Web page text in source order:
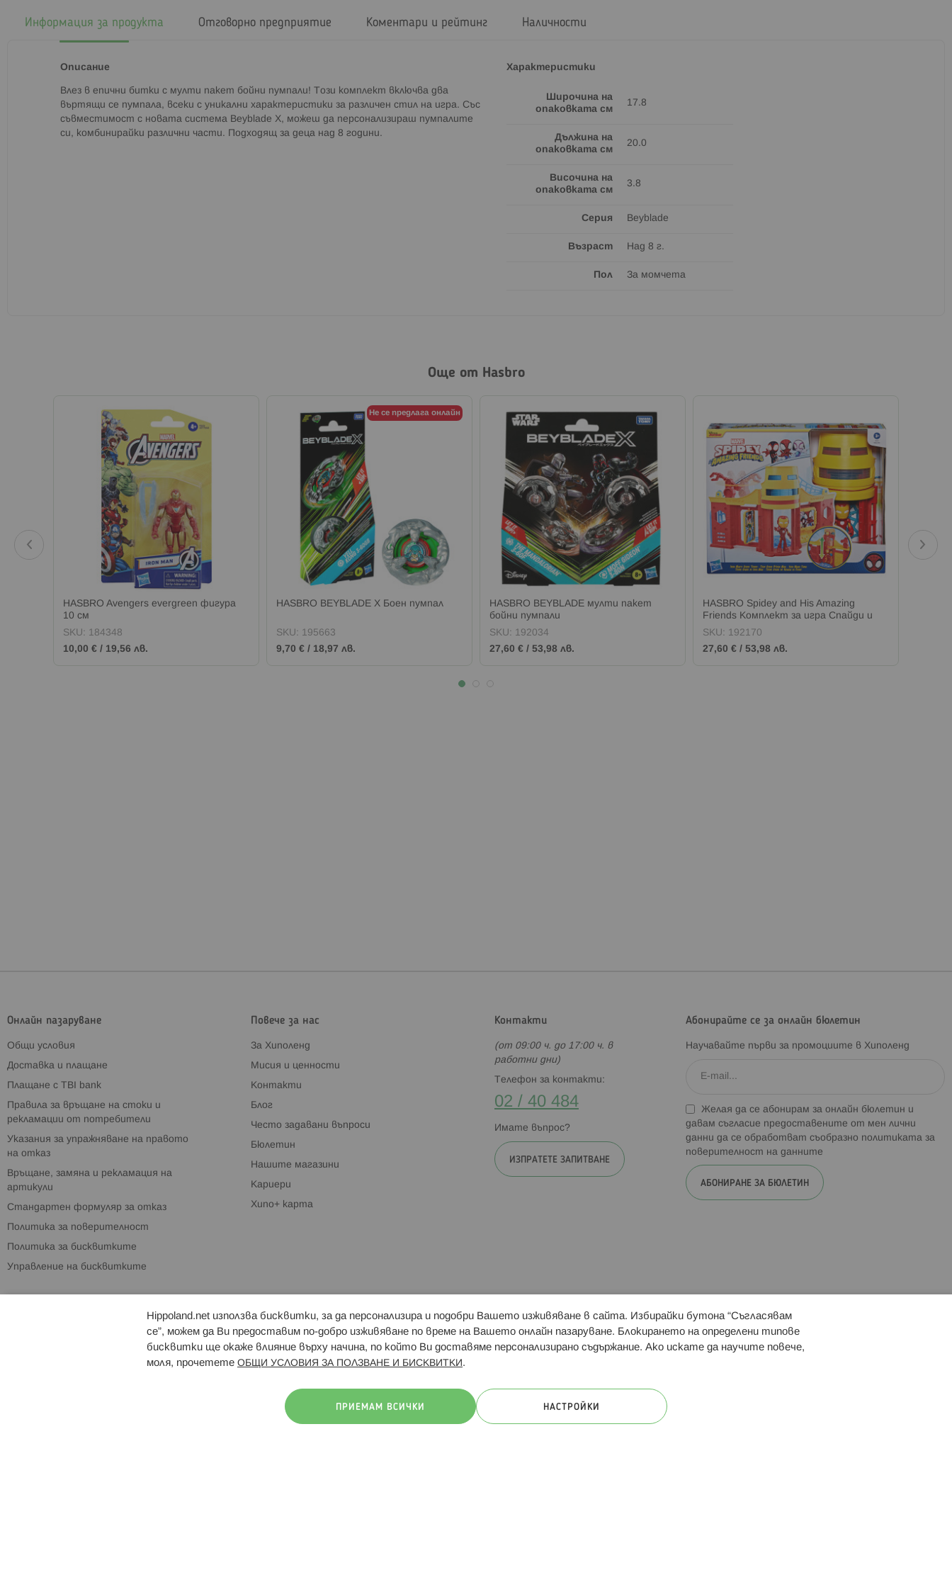
Информация за продукта
Описание
Влез в епични битки с мулти пакет бойни пумпали! Този комплект включва два
въртящи се пумпала, всеки с уникални характеристики за различен стил на игра. Със
съвместимост с новата система Beyblade X, можеш да персонализираш пумпалите
си, комбинирайки различни части. Подходящ за деца над 8 години.
Характеристики
Широчина на
опаковката см
17.8
Дължина на
опаковката см
20.0
Височина на
опаковката см
3.8
Серия Beyblade
Възраст Над 8 г.
Пол За момчета
Отговорно предприятие Коментари и рейтинг Наличности
Още от Hasbro
HASBRO Avengers evergreen фигура
10 см
SKU: 184348
10,00 € / 19,56 лв.
Не се предлага онлайн
HASBRO BEYBLADE X Боен пумпал
SKU: 195663
9,70 € / 18,97 лв.
HASBRO BEYBLADE мулти пакет
бойни пумпали
SKU: 192034
27,60 € / 53,98 лв.
HASBRO Spidey and His Amazing
Friends Комплект за игра Спайди и
приятели
SKU: 192170
27,60 € / 53,98 лв.
Онлайн пазаруване
Общи условия
Доставка и плащане
Плащане с TBI bank
Правила за връщане на стоки и
рекламации от потребители
Указания за упражняване на правото
на отказ
Връщане, замяна и рекламация на
артикули
Стандартен формуляр за отказ
Политика за поверителност
Политика за бисквитките
Управление на бисквитките
Повече за нас
За Хиполенд
Мисия и ценности
Контакти
Блог
Често задавани въпроси
Бюлетин
Нашите магазини
Кариери
Хипо+ карта
Контакти
(от 09:00 ч. до 17:00 ч. в
работни дни)
Телефон за контакти:
02 / 40 484
Имате въпрос?
ИЗПРАТЕТЕ ЗАПИТВАНЕ
Абонирайте се за онлайн бюлетин
Научавайте първи за промоциите в Хиполенд
Желая да се абонирам за онлайн бюлетин и
давам съгласие предоставените от мен лични
данни да се обработват съобразно политиката за
поверителност на данните
АБОНИРАНЕ ЗА БЮЛЕТИН
Брошури Магазини Свързани сайтове: Hippoland.ro Последвайте ни:
Hippoland.net използва бисквитки, за да персонализира и подобри Вашето изживяване в сайта. Избирайки бутона “Съгласявам
се”, можем да Ви предоставим по-добро изживяване по време на Вашето онлайн пазаруване. Блокирането на определени типове
бисквитки ще окаже влияние върху начина, по който Ви доставяме персонализирано съдържание. Ако искате да научите повече,
моля, прочетете ОБЩИ УСЛОВИЯ ЗА ПОЛЗВАНЕ И БИСКВИТКИ .
ПРИЕМАМ ВСИЧКИ НАСТРОЙКИ